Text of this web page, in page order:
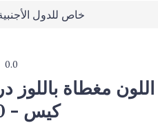
خاص للدول
0.0
اللون مغطاة باللوز
كيس - 150 جرام